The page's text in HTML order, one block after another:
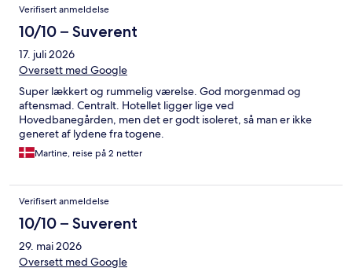
Verifisert anmeldelse
10/10 – Suverent
17. juli 2026
Oversett med Google
Super lækkert og rummelig værelse. God morgenmad og
aftensmad. Centralt. Hotellet ligger lige ved
Hovedbanegården, men det er godt isoleret, så man er ikke
generet af lydene fra togene.
Martine, reise på 2 netter
Verifisert anmeldelse
10/10 – Suverent
29. mai 2026
Oversett med Google